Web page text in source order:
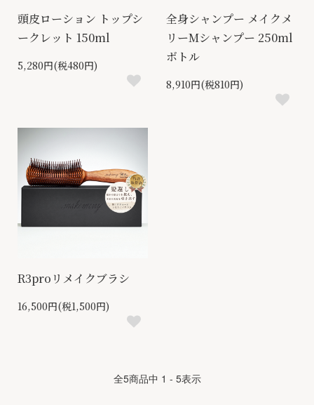
頭皮ローション トップシ
ークレット 150ml
5,280円(税480円)
全身シャンプー メイクメ
リーMシャンプー 250ml
ボトル
8,910円(税810円)
R3proリメイクブラシ
16,500円(税1,500円)
全5商品中 1 - 5表示